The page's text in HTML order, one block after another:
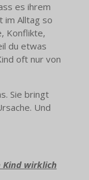
es ihrem
im Alltag so
Konflikte,
du etwas
oft nur von
Sie bringt
Und
Kind wirklich